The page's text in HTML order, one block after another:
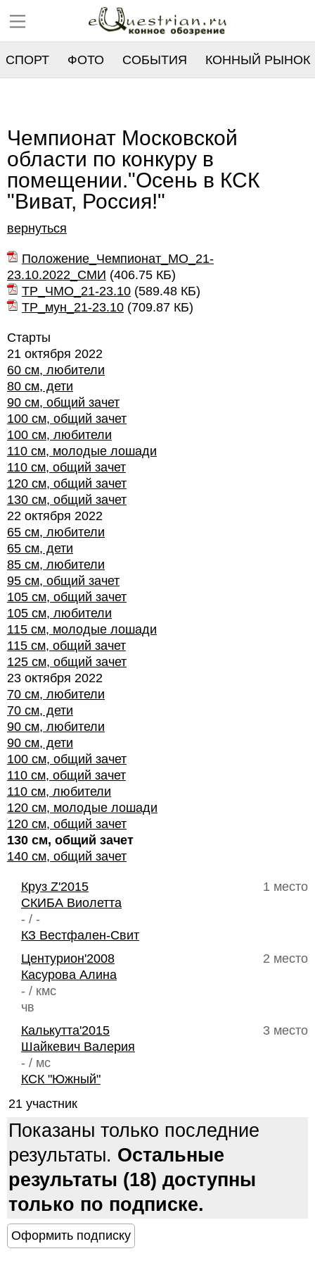
СПОРТ ФОТО СОБЫТИЯ КОННЫЙ РЫНОК
Чемпионат Московской
области по конкуру в
помещении."Осень в КСК
"Виват, Россия!"
вернуться
Положение_Чемпионат_МО_21-
23.10.2022_СМИ (406.75 КБ)
ТР_ЧМО_21-23.10 (589.48 КБ)
ТР_мун_21-23.10 (709.87 КБ)
Старты
21 октября 2022
60 см, любители
80 см, дети
90 см, общий зачет
100 см, общий зачет
100 см, любители
110 см, молодые лошади
110 см, общий зачет
120 см, общий зачет
130 см, общий зачет
22 октября 2022
65 см, любители
65 см, дети
85 см, любители
95 см, общий зачет
105 см, общий зачет
105 см, любители
115 см, молодые лошади
115 см, общий зачет
125 см, общий зачет
23 октября 2022
70 см, любители
70 см, дети
90 см, любители
90 см, дети
100 см, общий зачет
110 см, общий зачет
110 см, любители
120 см, молодые лошади
120 см, общий зачет
130 см, общий зачет
140 см, общий зачет
1 место
Круз Z'2015
СКИБА Виолетта
- / -
КЗ Вестфален-Свит
2 место
Центурион'2008
Касурова Алина
- / кмс
чв
3 место
Калькутта'2015
Шайкевич Валерия
- / мс
КСК "Южный"
21 участник
Показаны только последние
результаты. Остальные
результаты (18) доступны
только по подписке.